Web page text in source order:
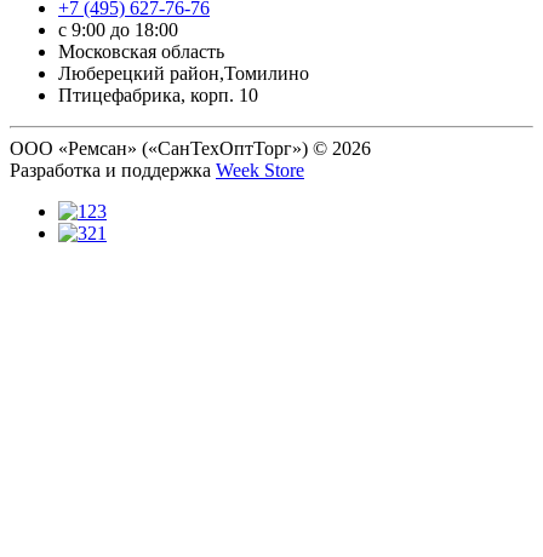
+7 (495) 627-76-76
с 9:00 до 18:00
Московская область
Люберецкий район,Томилино
Птицефабрика, корп. 10
ООО «Ремсан» («СанТехОптТорг») © 2026
Разработка и поддержка Week Store